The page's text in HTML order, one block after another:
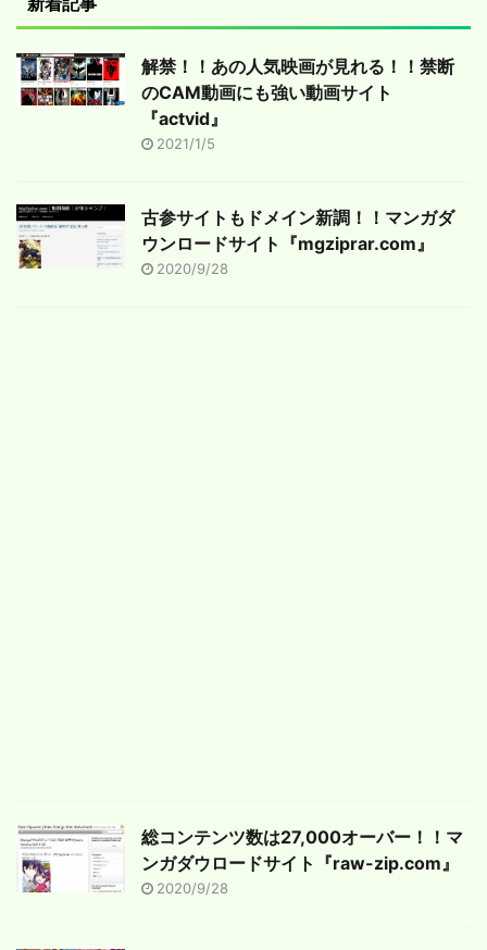
解禁！！あの人気映画が見れる！！禁断
のCAM動画にも強い動画サイト
『actvid』
2021/1/5
古参サイトもドメイン新調！！マンガダ
ウンロードサイト『mgziprar.com』
2020/9/28
総コンテンツ数は27,000オーバー！！マ
ンガダウロードサイト『raw-zip.com』
2020/9/28